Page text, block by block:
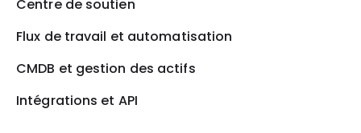
Centre de soutien
Flux de travail et automatisation
CMDB et gestion des actifs
Intégrations et API